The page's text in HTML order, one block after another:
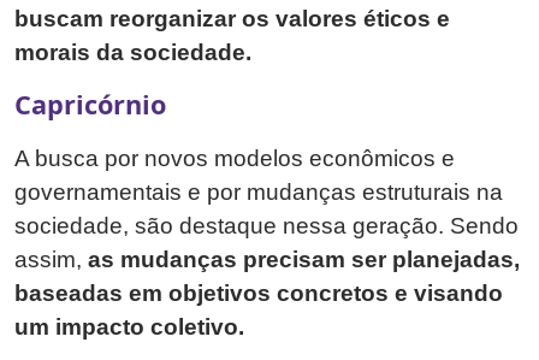
buscam reorganizar os valores éticos e
morais da sociedade.
Capricórnio
A busca por novos modelos econômicos e
governamentais e por mudanças estruturais na
sociedade, são destaque nessa geração. Sendo
assim, as mudanças precisam ser planejadas,
baseadas em objetivos concretos e visando
um impacto coletivo.